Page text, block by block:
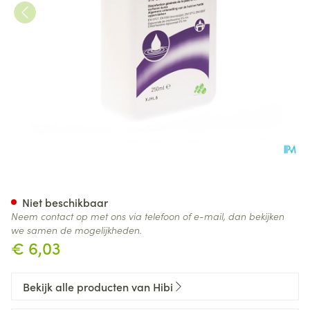
€ 6,03
Niet beschikbaar
Neem contact op met ons via telefoon of e-mail, dan bekijken
we samen de mogelijkheden.
Bekijk alle producten van Hibi